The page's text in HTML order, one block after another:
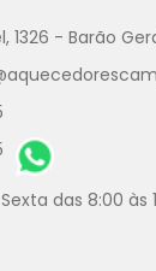
1326 - Barão
das 8:00 às